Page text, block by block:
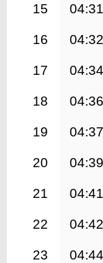
15 04:31
16 04:32
17 04:34
18 04:36
19 04:37
20 04:39
21 04:41
22 04:42
23 04:44